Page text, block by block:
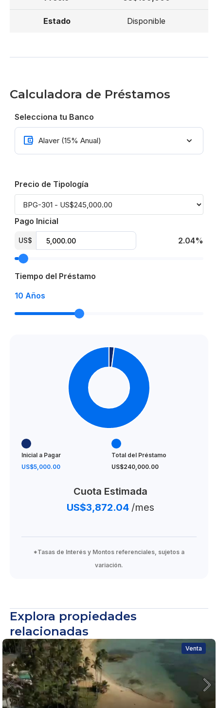
Disponible
Calculadora de Préstamos
Selecciona tu Banco
Precio de Tipología
Pago Inicial
US$ 2.04%
Tiempo del Préstamo
10 Años
Inicial a Pagar
US$5,000.00
Total del Préstamo
US$240,000.00
Cuota Estimada
US$3,872.04 /mes
*Tasas de Interés y Montos referenciales, sujetos a
variación.
Explora propiedades
relacionadas
Venta